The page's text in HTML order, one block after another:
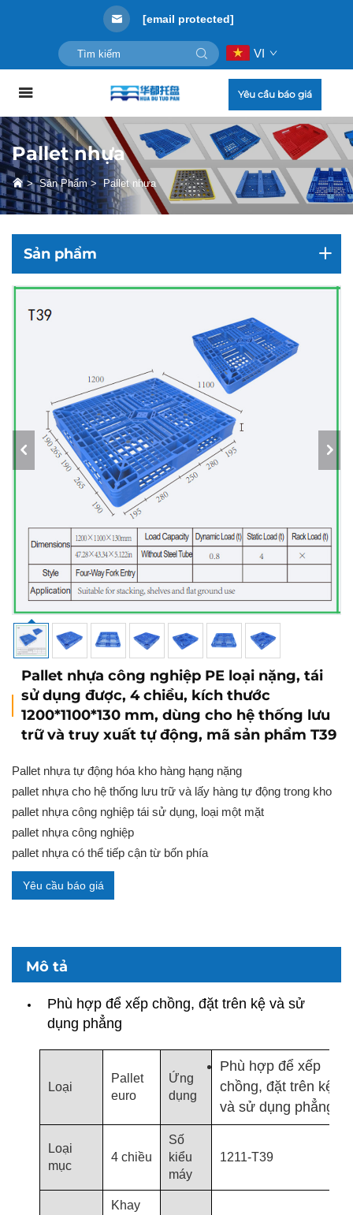
[email protected]
VI
Yêu cầu báo giá
Pallet nhựa
>Sản Phẩm>Pallet nhựa
Sản phẩm
Pallet nhựa công nghiệp PE loại nặng, tái
sử dụng được, 4 chiều, kích thước
1200*1100*130 mm, dùng cho hệ thống lưu
trữ và truy xuất tự động, mã sản phẩm T39
Pallet nhựa tự động hóa kho hàng hạng nặng
pallet nhựa cho hệ thống lưu trữ và lấy hàng tự động trong kho
pallet nhựa công nghiệp tái sử dụng, loại một mặt
pallet nhựa công nghiệp
pallet nhựa có thể tiếp cận từ bốn phía
Yêu cầu báo giá
Mô tả
Phù hợp để xếp chồng, đặt trên kệ và sử
dụng phẳng
Loại
Pallet
euro
Ứng
dụng
Phù hợp để xếp
chồng, đặt trên kệ
và sử dụng phẳng
Loại
mục
4 chiều
Số
kiểu
máy
1211-T39
Khay